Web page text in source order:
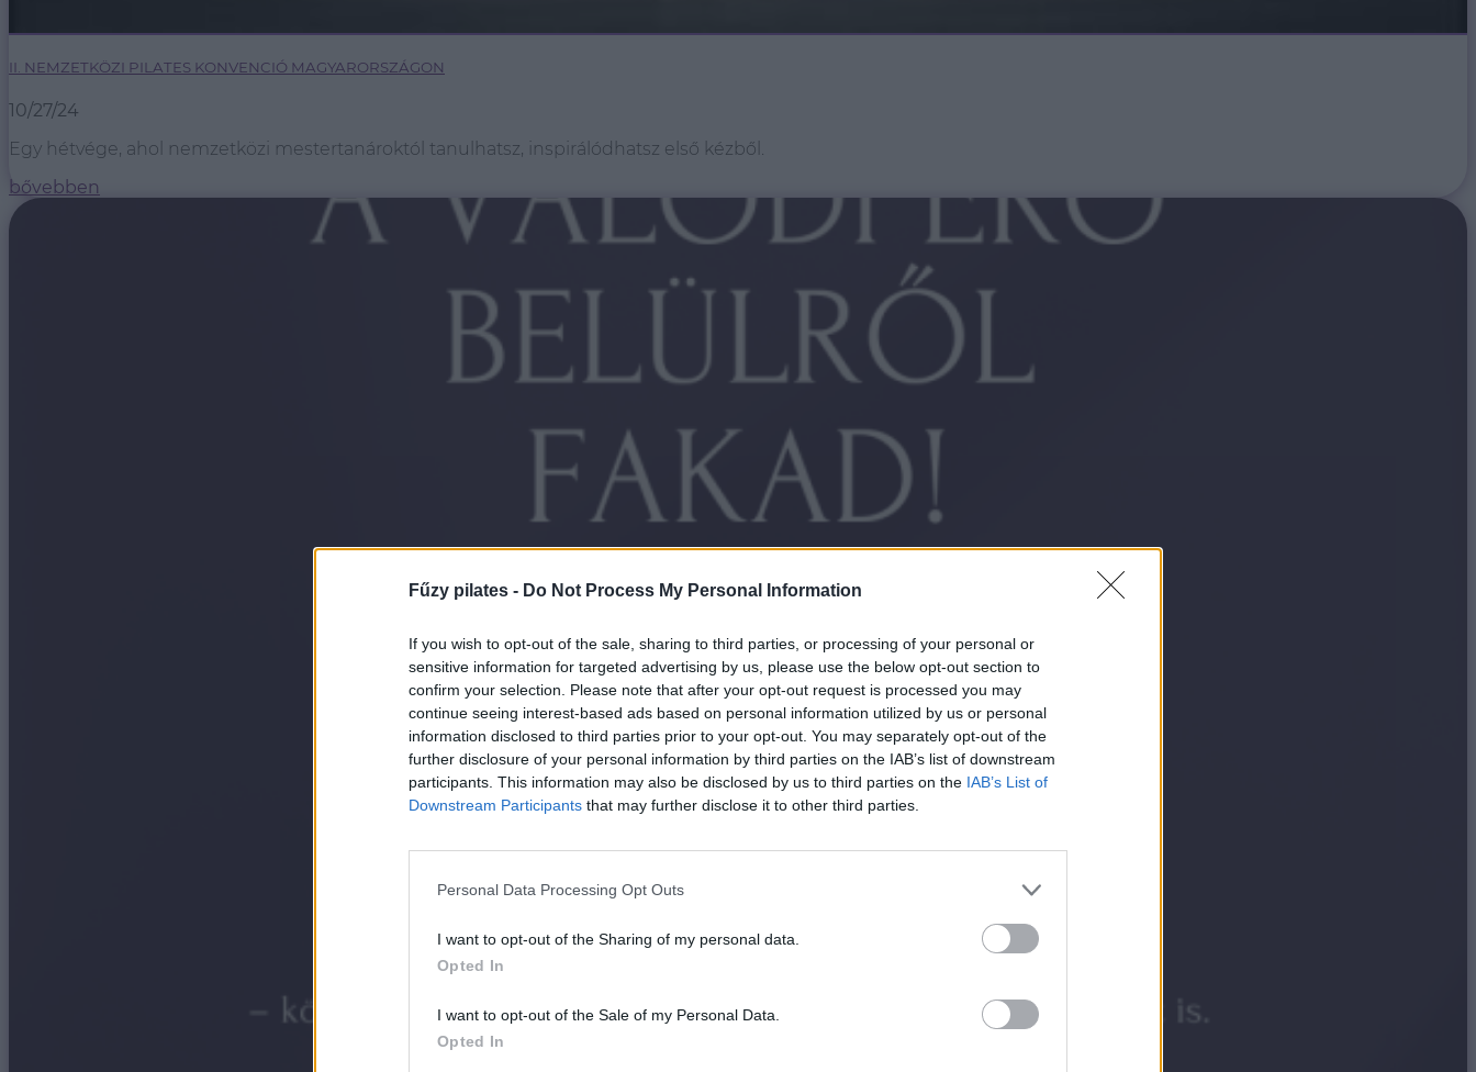
Fűzy pilates - Do Not Process My Personal Information
If you wish to opt-out of the sale, sharing to third parties, or processing of your personal or
sensitive information for targeted advertising by us, please use the below opt-out section to
confirm your selection. Please note that after your opt-out request is processed you may
continue seeing interest-based ads based on personal information utilized by us or personal
information disclosed to third parties prior to your opt-out. You may separately opt-out of the
further disclosure of your personal information by third parties on the IAB’s list of downstream
participants. This information may also be disclosed by us to third parties on the IAB’s List of
Downstream Participants that may further disclose it to other third parties.
Personal Data Processing Opt Outs
I want to opt-out of the Sharing of my personal data.
Opted In
I want to opt-out of the Sale of my Personal Data.
Opted In
II. NEMZETKÖZI PILATES KONVENCIÓ MAGYARORSZÁGON
10/27/24
Egy hétvége, ahol nemzetközi mestertanároktól tanulhatsz, inspirálódhatsz első kézből.
bővebben